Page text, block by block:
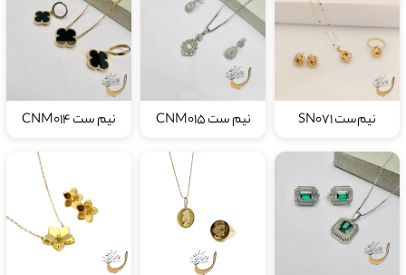
نیم‌ست SN071 نیم ست CNM015 نیم ست CNM014